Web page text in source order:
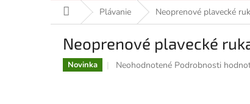
DomovPlávanie Neoprenové plavecké
Neoprenové plavecké
Novinka
Priemerné
Neohodnotené Podrobnosti